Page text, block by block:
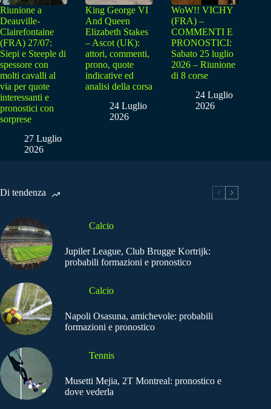
Riunione a
Deauville-
Clairefontaine
(FRA) 27/07:
Siepi e Steeple di
spessore con
molti cavalli al
via per quote
interessanti e
pronostici con
sorprese
27 Luglio
2026
King George VI
And Queen
Elizabeth Stakes
– Ascot (UK):
attori, commenti,
prono, quote
indicative ed
analisi della corsa
24 Luglio
2026
WoW!! VICHY
(FRA) –
COMMENTI E
PRONOSTICI:
Sabato 25 luglio
2026 – Riunione
di 8 corse
24 Luglio
2026
Di tendenza
Calcio
Jupiler League, Club Brugge Kortrijk:
probabili formazioni e pronostico
Calcio
Napoli Osasuna, amichevole: probabili
formazioni e pronostico
Tennis
Musetti Mejia, 2T Montreal: pronostico e
dove vederla